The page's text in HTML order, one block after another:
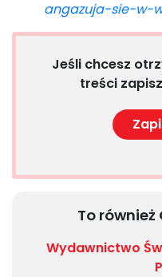
angazuja-sie-w-
Jeśli chcesz
treści
To również
Wydawnictwo